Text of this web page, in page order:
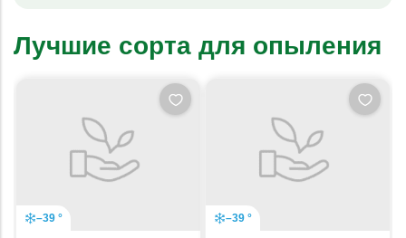
Лучшие сорта для опыления
–39 ° –39 °